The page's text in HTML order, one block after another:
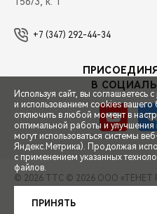
СПЕЦПРЕДЛОЖЕНИЯ
ЗАПИСЬ НА ТЕСТ-ДРАЙВ
+7 (347) 292-44-34
В
© 2026 ТТС © 2026 ООО «ТЕНЕТ
Сделано в ПЕРКС
Используя сайт, вы соглашаетесь с
и использованием cookies
отключить в любой момент в
оптимальной работы и улучшения
могут использоваться системы
Яндекс.Метрика). Продолжая
с применением указанных
файлов.
ПРИНЯТЬ